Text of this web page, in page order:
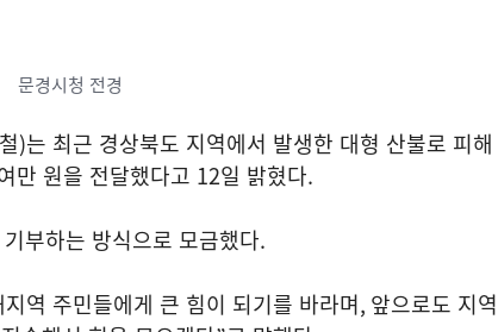
문경시청 전경
)는 최근 경상북도 지역에서 발생한 대형 산불로 피해
만 원을 전달했다고 12일 밝혔다.
부하는 방식으로 모금했다.
역 주민들에게 큰 힘이 되기를 바라며, 앞으로도 지역